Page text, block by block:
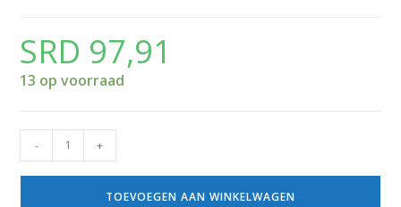
SRD 97,91
13 op voorraad
- +
TOEVOEGEN AAN WINKELWAGEN